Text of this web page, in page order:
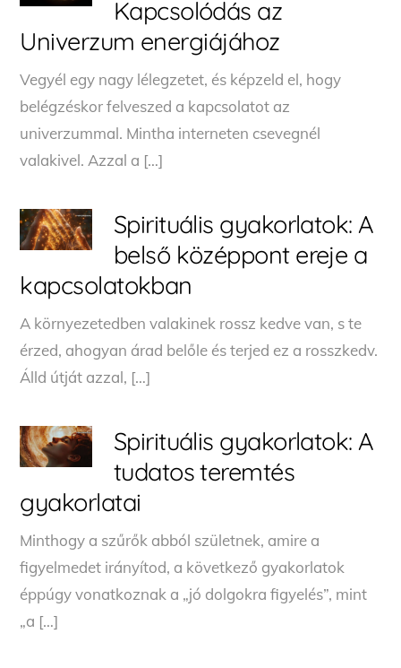
Kapcsolódás az
Univerzum energiájához
Vegyél egy nagy lélegzetet, és képzeld el, hogy
belégzéskor felveszed a kapcsolatot az
univerzummal. Mintha interneten csevegnél
valakivel. Azzal a […]
Spirituális gyakorlatok: A
belső középpont ereje a
kapcsolatokban
A környezetedben valakinek rossz kedve van, s te
érzed, ahogyan árad belőle és terjed ez a rosszkedv.
Álld útját azzal, […]
Spirituális gyakorlatok: A
tudatos teremtés
gyakorlatai
Minthogy a szűrők abból születnek, amire a
figyelmedet irányítod, a következő gyakorlatok
éppúgy vonatkoznak a „jó dolgokra figyelés”, mint
„a […]